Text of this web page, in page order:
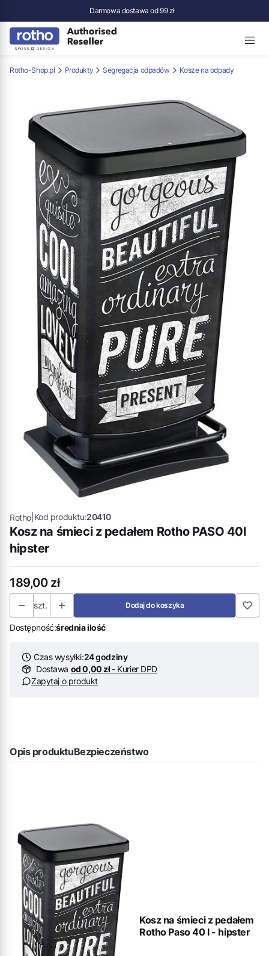
Darmowa dostawa od 99 zł
Rotho-Shop.pl Produkty Segregacja odpadów Kosze na odpady
Rotho| Kod produktu:20410
Kosz na śmieci z pedałem Rotho PASO 40l
hipster
Cena
189,00 zł
szt. Dodaj do koszyka
Dostępność:średnia ilość
Czas wysyłki:24 godziny
Dostawa od 0,00 zł- Kurier DPD
Zapytaj o produkt
Opis produktuBezpieczeństwo
Kosz na śmieci z pedałem
Rotho Paso 40 l - hipster